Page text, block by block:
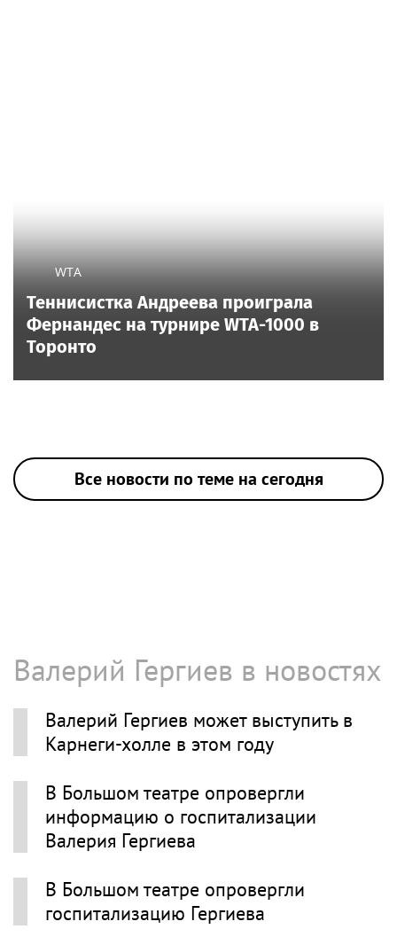
WTA
Теннисистка Андреева проиграла
Фернандес на турнире WTA-1000 в
Торонто
Все новости по теме на сегодня
Валерий Гергиев в новостях
Валерий Гергиев может выступить в
Карнеги-холле в этом году
В Большом театре опровергли
информацию о госпитализации
Валерия Гергиева
В Большом театре опровергли
госпитализацию Гергиева